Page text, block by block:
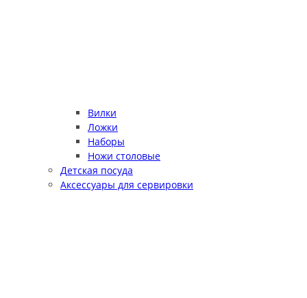
Вилки
Ложки
Наборы
Ножи столовые
Детская посуда
Аксессуары для сервировки